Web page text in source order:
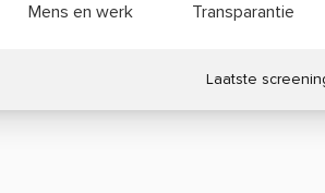
Mens en werk Transparantie
Laatste